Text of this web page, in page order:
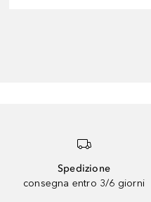
Spedizione
consegna entro 3/6 giorni